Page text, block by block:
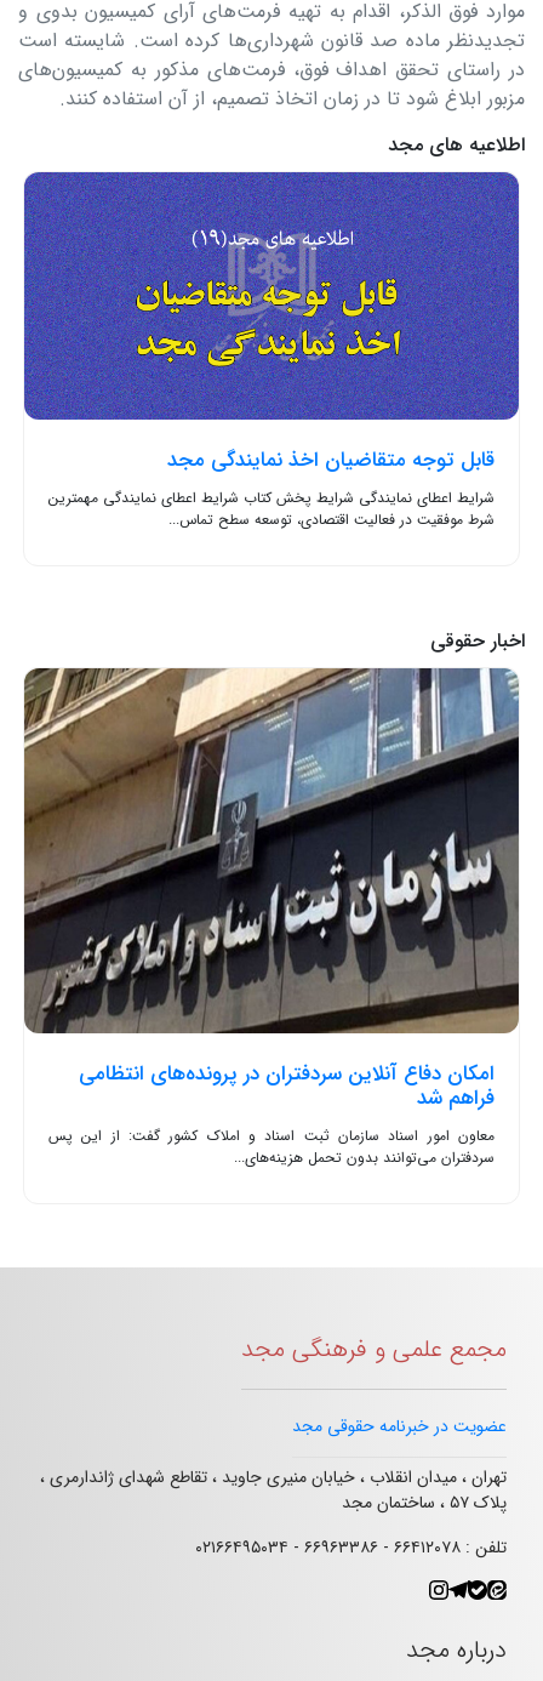
موارد فوق الذکر، اقدام به تهیه فرمت‌های آرای کمیسیون بدوی و
تجدیدنظر ماده صد قانون شهرداری‌ها کرده است. شایسته است
در راستای تحقق اهداف فوق، فرمت‌های مذکور به کمیسیون‌های
مزبور ابلاغ شود تا در زمان اتخاذ تصمیم، از آن استفاده کنند.
اطلاعیه های مجد
قابل توجه متقاضیان اخذ نمایندگی مجد
شرایط اعطای نمایندگی شرایط پخش کتاب شرایط اعطای نمایندگی مهمترین
شرط موفقیت در فعالیت اقتصادی، توسعه سطح تماس...
اخبار حقوقی
امکان دفاع آنلاین سردفتران در پرونده‌های انتظامی
فراهم شد
معاون امور اسناد سازمان ثبت اسناد و املاک کشور گفت: از این پس
سردفتران می‌توانند بدون تحمل هزینه‌های...
مجمع علمی و فرهنگی مجد
عضویت در خبرنامه حقوقی مجد
تهران ، میدان انقلاب ، خیابان منیری جاوید ، تقاطع شهدای ژاندارمری ،
پلاک ۵۷ ، ساختمان مجد
تلفن : ۶۶۴۱۲۰۷۸ - ۶۶۹۶۳۳۸۶ - ۰۲۱۶۶۴۹۵۰۳۴
درباره مجد